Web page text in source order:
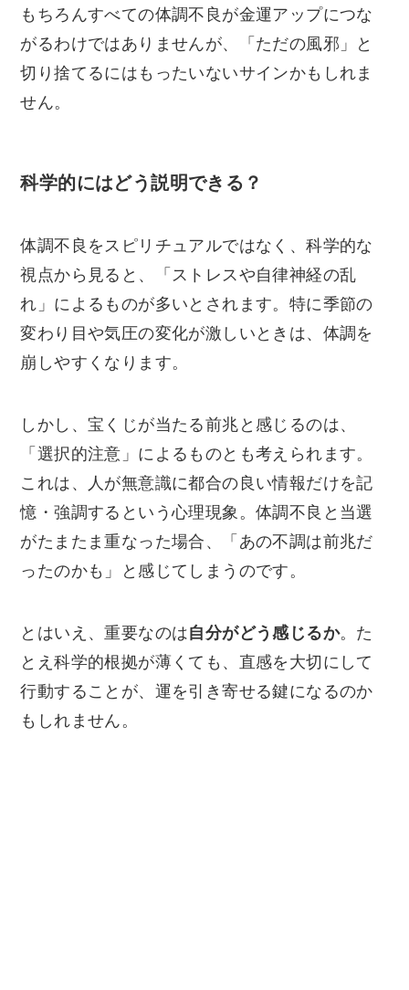
もちろんすべての体調不良が金運アップにつな
がるわけではありませんが、「ただの風邪」と
切り捨てるにはもったいないサインかもしれま
せん。
科学的にはどう説明できる？
体調不良をスピリチュアルではなく、科学的な
視点から見ると、「ストレスや自律神経の乱
れ」によるものが多いとされます。特に季節の
変わり目や気圧の変化が激しいときは、体調を
崩しやすくなります。
しかし、宝くじが当たる前兆と感じるのは、
「選択的注意」によるものとも考えられます。
これは、人が無意識に都合の良い情報だけを記
憶・強調するという心理現象。体調不良と当選
がたまたま重なった場合、「あの不調は前兆だ
ったのかも」と感じてしまうのです。
とはいえ、重要なのは自分がどう感じるか。た
とえ科学的根拠が薄くても、直感を大切にして
行動することが、運を引き寄せる鍵になるのか
もしれません。